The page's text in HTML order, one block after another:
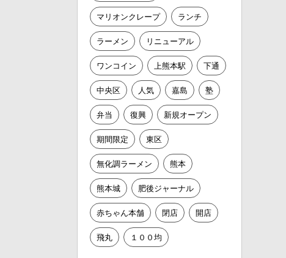
マリオンクレープ ランチ
ラーメン リニューアル
ワンコイン 上熊本駅 下通
中央区 人気 嘉島 塾
弁当 復興 新規オープン
期間限定 東区
無化調ラーメン 熊本
熊本城 肥後ジャーナル
赤ちゃん本舗 閉店 開店
飛丸 １００均